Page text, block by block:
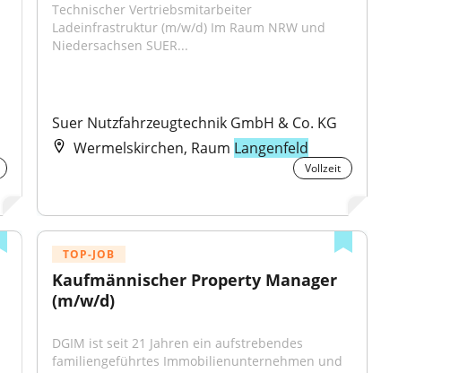
Technischer Vertriebsmitarbeiter
Ladeinfrastruktur (m/w/d) Im Raum NRW und
Niedersachsen SUER...
Suer Nutzfahrzeugtechnik GmbH & Co. KG
Wermelskirchen, Raum Langenfeld
Vollzeit
TOP-JOB
Kaufmännischer Property Manager
(m/w/d)
DGIM ist seit 21 Jahren ein aufstrebendes
familiengeführtes Immobilienunternehmen und